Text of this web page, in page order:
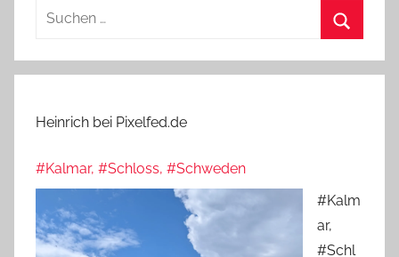
Suchen
Heinrich bei Pixelfed.de
#Kalmar, #Schloss, #Schweden
#Kalm
ar,
#Schl